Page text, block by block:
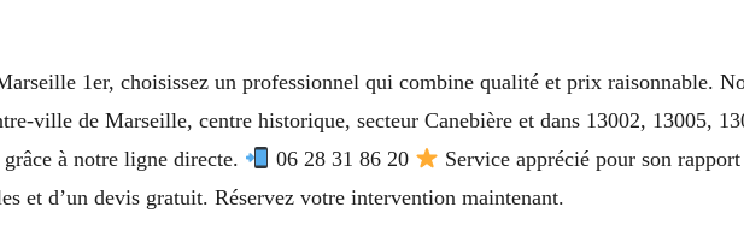
1er, choisissez un professionnel qui combine qualité et prix raisonnable.
ville de Marseille, centre historique, secteur Canebière et dans 13002, 13005,
à notre ligne directe.
06 28 31 86 20
Service apprécié pour son
et d’un devis gratuit. Réservez votre intervention maintenant.